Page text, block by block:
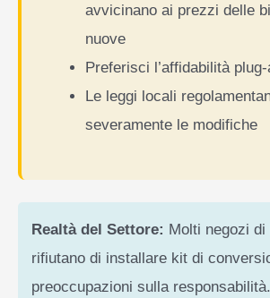
avvicinano ai prezzi delle
nuove
Preferisci l’affidabilità
Le leggi locali
severamente le modifiche
Realtà del Settore: Molti negozi
rifiutano di installare kit di
preoccupazioni sulla